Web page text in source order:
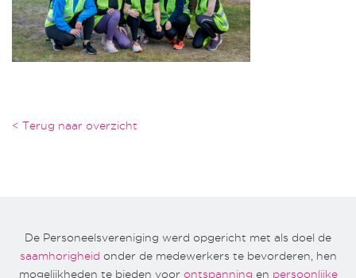
< Terug naar overzicht
De Personeelsvereniging werd opgericht met als doel de
saamhorigheid onder de medewerkers te bevorderen, hen
mogelijkheden te bieden voor ontspanning en persoonlijke